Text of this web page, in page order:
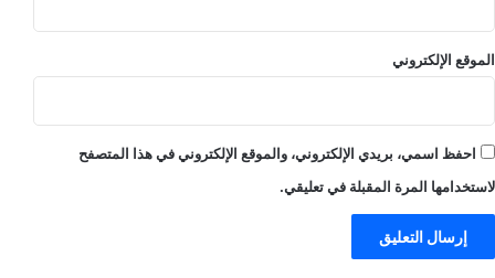
الموقع الإلكتروني
احفظ اسمي، بريدي الإلكتروني، والموقع الإلكتروني في هذا المتصفح
لاستخدامها المرة المقبلة في تعليقي.